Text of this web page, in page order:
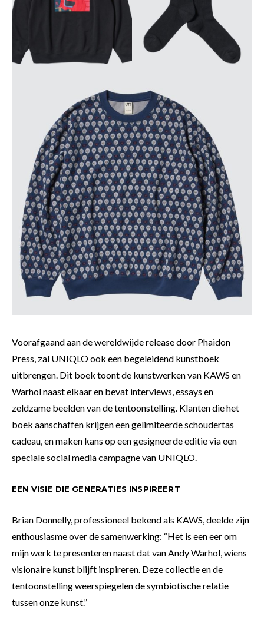
Voorafgaand aan de wereldwijde release door Phaidon
Press, zal UNIQLO ook een begeleidend kunstboek
uitbrengen. Dit boek toont de kunstwerken van KAWS en
Warhol naast elkaar en bevat interviews, essays en
zeldzame beelden van de tentoonstelling. Klanten die het
boek aanschaffen krijgen een gelimiteerde schoudertas
cadeau, en maken kans op een gesigneerde editie via een
speciale social media campagne van UNIQLO.
EEN VISIE DIE GENERATIES INSPIREERT
Brian Donnelly, professioneel bekend als KAWS, deelde zijn
enthousiasme over de samenwerking: “Het is een eer om
mijn werk te presenteren naast dat van Andy Warhol, wiens
visionaire kunst blijft inspireren. Deze collectie en de
tentoonstelling weerspiegelen de symbiotische relatie
tussen onze kunst.”